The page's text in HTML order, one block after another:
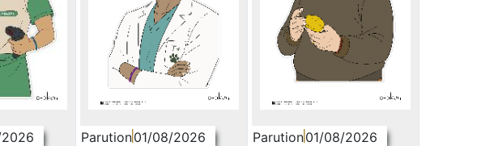
Parution01/08/2026 Parution01/08/2026